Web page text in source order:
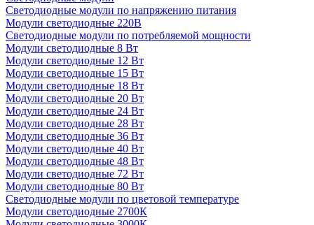
Светодиодные модули по напряжению питания
Модули светодиодные 220В
Светодиодные модули по потребляемой мощности
Модули светодиодные 8 Вт
Модули светодиодные 12 Вт
Модули светодиодные 15 Вт
Модули светодиодные 18 Вт
Модули светодиодные 20 Вт
Модули светодиодные 24 Вт
Модули светодиодные 28 Вт
Модули светодиодные 36 Вт
Модули светодиодные 40 Вт
Модули светодиодные 48 Вт
Модули светодиодные 72 Вт
Модули светодиодные 80 Вт
Светодиодные модули по цветовой температуре
Модули светодиодные 2700К